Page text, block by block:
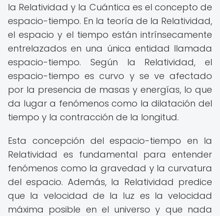
la Relatividad y la Cuántica es el concepto de
espacio-tiempo. En la teoría de la Relatividad,
el espacio y el tiempo están intrínsecamente
entrelazados en una única entidad llamada
espacio-tiempo. Según la Relatividad, el
espacio-tiempo es curvo y se ve afectado
por la presencia de masas y energías, lo que
da lugar a fenómenos como la dilatación del
tiempo y la contracción de la longitud.
Esta concepción del espacio-tiempo en la
Relatividad es fundamental para entender
fenómenos como la gravedad y la curvatura
del espacio. Además, la Relatividad predice
que la velocidad de la luz es la velocidad
máxima posible en el universo y que nada